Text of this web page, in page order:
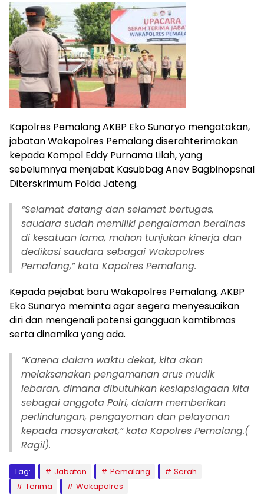
Kapolres Pemalang AKBP Eko Sunaryo mengatakan,
jabatan Wakapolres Pemalang diserahterimakan
kepada Kompol Eddy Purnama Lilah, yang
sebelumnya menjabat Kasubbag Anev Bagbinopsnal
Diterskrimum Polda Jateng.
“Selamat datang dan selamat bertugas,
saudara sudah memiliki pengalaman berdinas
di kesatuan lama, mohon tunjukan kinerja dan
dedikasi saudara sebagai Wakapolres
Pemalang,” kata Kapolres Pemalang.
Kepada pejabat baru Wakapolres Pemalang, AKBP
Eko Sunaryo meminta agar segera menyesuaikan
diri dan mengenali potensi gangguan kamtibmas
serta dinamika yang ada.
“Karena dalam waktu dekat, kita akan
melaksanakan pengamanan arus mudik
lebaran, dimana dibutuhkan kesiapsiagaan kita
sebagai anggota Polri, dalam memberikan
perlindungan, pengayoman dan pelayanan
kepada masyarakat,” kata Kapolres Pemalang.(
Ragil).
Tag: Jabatan Pemalang
Serah
Terima
Wakapolres